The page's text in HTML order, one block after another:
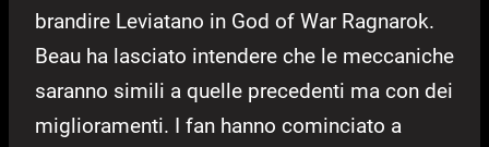
brandire Leviatano in God of War Ragnarok.
Beau ha lasciato intendere che le meccaniche
saranno simili a quelle precedenti ma con dei
miglioramenti. I fan hanno cominciato a